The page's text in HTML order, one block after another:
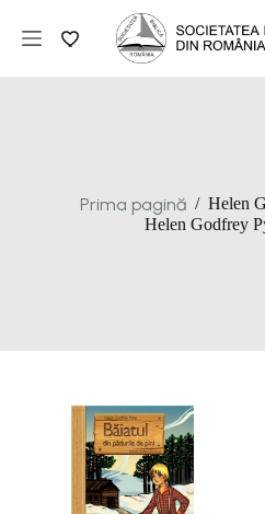
conținut
Prima pagină / Helen
Helen Godfrey